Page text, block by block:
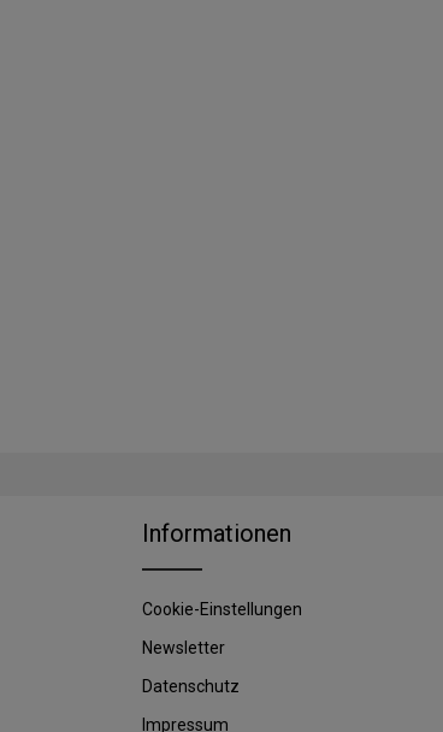
Informationen
Cookie-Einstellungen
Newsletter
Datenschutz
Impressum